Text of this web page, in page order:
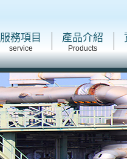
服務項目
service
產品介紹
Products